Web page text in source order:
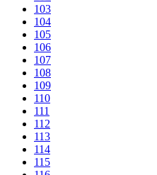
103
104
105
106
107
108
109
110
111
112
113
114
115